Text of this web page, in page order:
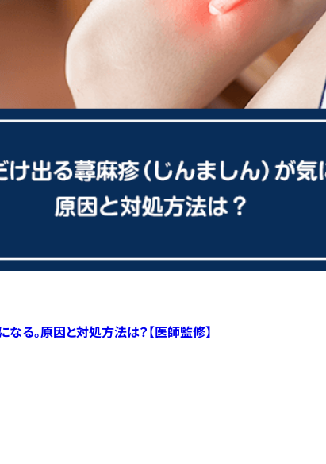
る。原因と対処方法は？【医師監修】